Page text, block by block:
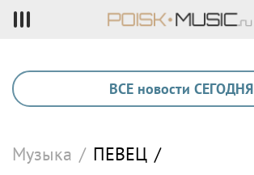
ВСЕ новости СЕГОДНЯ
Музыка / ПЕВЕЦ /